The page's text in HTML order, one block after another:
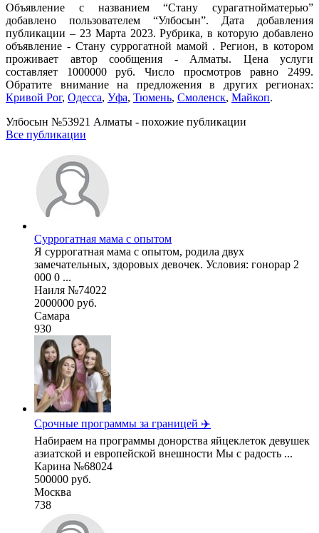
Объявление с названием “Стану сурагатнойматерью”
добавлено пользователем “Улбосын”. Дата добавления
публикации – 23 Марта 2023. Рубрика, в которую добавлено
объявление - Cтану суррогатной мамой . Регион, в котором
проживает автор сообщения - Алматы. Цена услуги
составляет 1000000 руб. Число просмотров равно 2499.
Обратите внимание на предложения в других регионах:
Кривой Рог, Одесса, Уфа, Тюмень, Смоленск, Майкоп.
Улбосын №53921 Алматы - похожие публикации
Все публикации
Суррогатная мама с опытом
Я суррогатная мама с опытом, родила двух
замечательных, здоровых девочек. Условия: гонорар 2
000 0 ...
Наиля №74022
2000000 руб.
Самара
930
Срочные программы за границей ✈️
Набираем на программы донорства яйцеклеток девушек
азиатской и европейской внешности Мы с радость ...
Карина №68024
500000 руб.
Москва
738